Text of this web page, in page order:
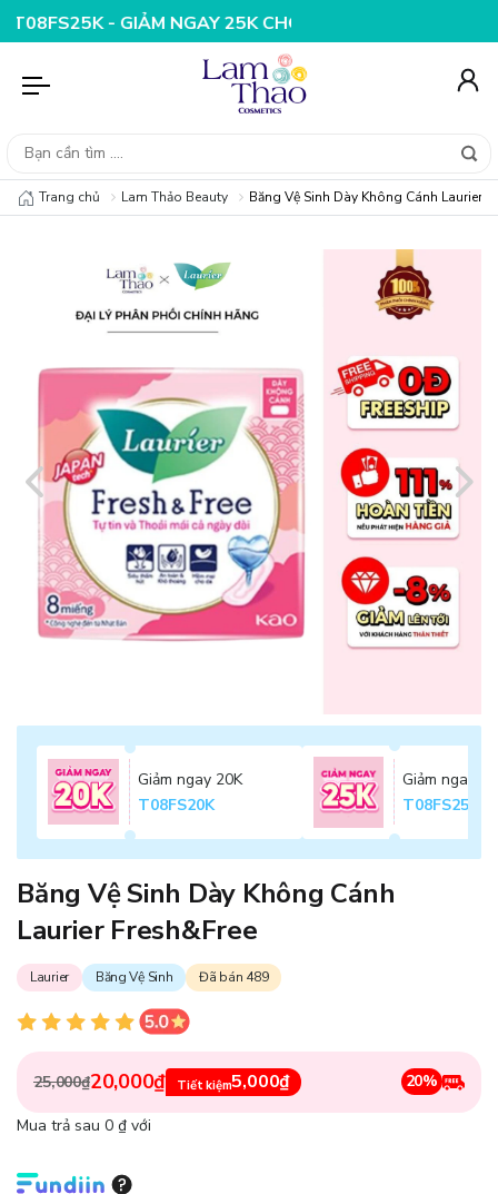
NGAY 25K CHO ĐƠN HÀNG 99K
Trang chủ Lam Thảo Beauty Băng Vệ Sinh Dày Không Cánh Laurier
Giảm ngay 20K
T08FS20K
Giảm ngay
T08FS25K
Băng Vệ Sinh Dày Không Cánh
Laurier Fresh&Free
Laurier Băng Vệ Sinh Đã bán 489
25,000₫20,000₫ Tiết kiệm5,000₫ 20%
Mua trả sau 0 ₫ với